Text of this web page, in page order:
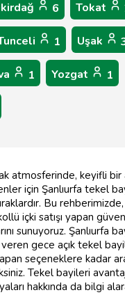
6 Tokat
1 Uşak
1 Yozgat 1
atmosferinde, keyifli bir
için Şanlıurfa tekel
Bu
içki satışı yapan
sunuyoruz. Şanlıurfa
gece açık tekel
seçeneklere kadar
Tekel bayileri
hakkında da bilgi